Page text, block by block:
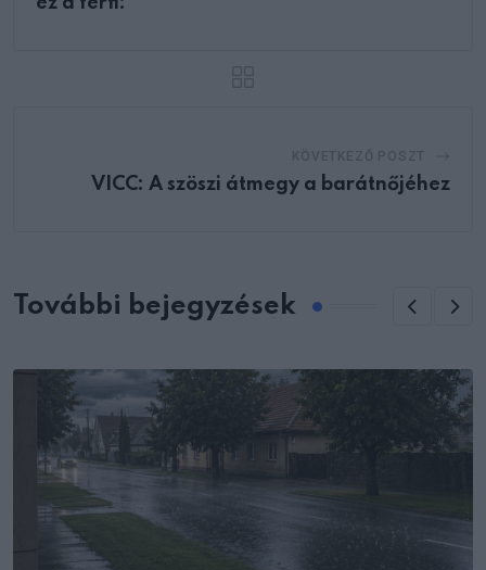
VICC: A szöszi átmegy a barátnőjéhez
További bejegyzések